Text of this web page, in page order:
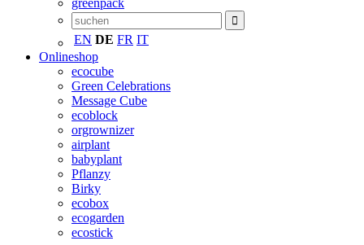
greenpack
EN DE FR IT
Onlineshop
ecocube
Green Celebrations
Message Cube
ecoblock
orgrownizer
airplant
babyplant
Pflanzy
Birky
ecobox
ecogarden
ecostick